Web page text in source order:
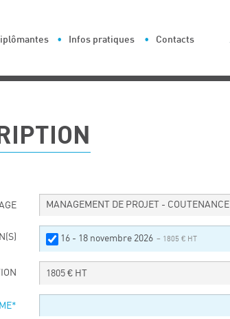
Infos pratiques Contacts
MANAGEMENT DE PROJET - COUTENANCE
16 - 18 novembre 2026 – 1805 € HT
1805 € HT
*